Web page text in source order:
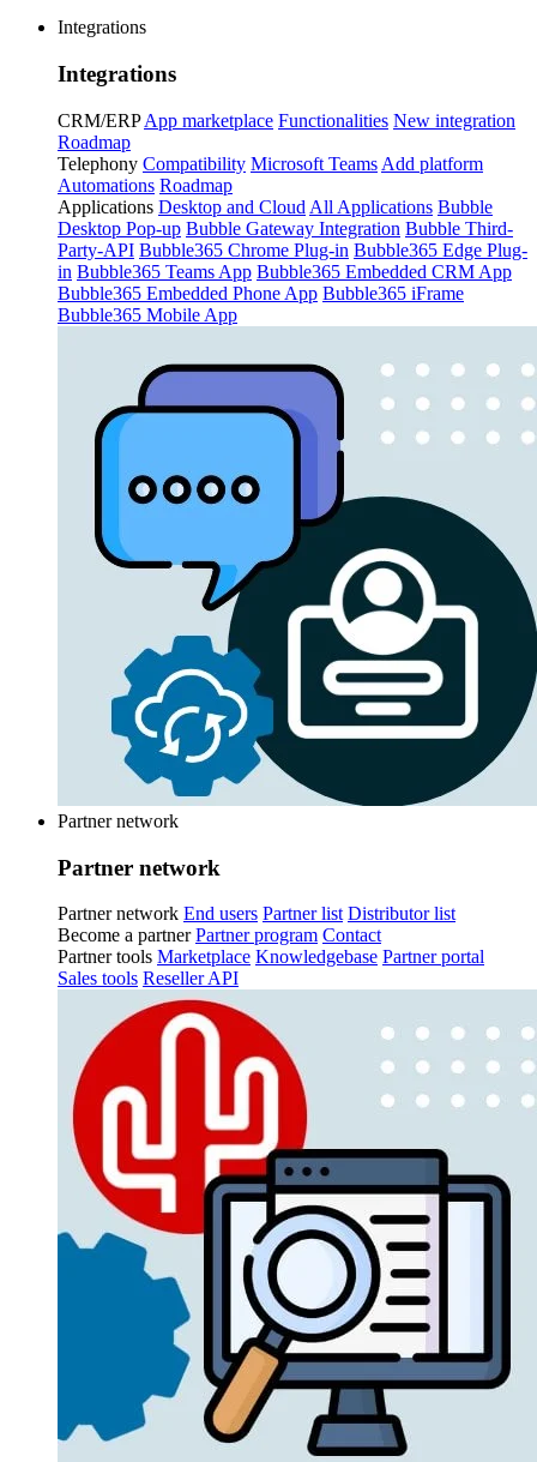
Integrations
Integrations
CRM/ERP App marketplace Functionalities New integration
Roadmap
Telephony Compatibility Microsoft Teams Add platform
Automations Roadmap
Applications Desktop and Cloud All Applications Bubble
Desktop Pop-up Bubble Gateway Integration Bubble Third-
Party-API Bubble365 Chrome Plug-in Bubble365 Edge Plug-
in Bubble365 Teams App Bubble365 Embedded CRM App
Bubble365 Embedded Phone App Bubble365 iFrame
Bubble365 Mobile App
Partner network
Partner network
Partner network End users Partner list Distributor list
Become a partner Partner program Contact
Partner tools Marketplace Knowledgebase Partner portal
Sales tools Reseller API